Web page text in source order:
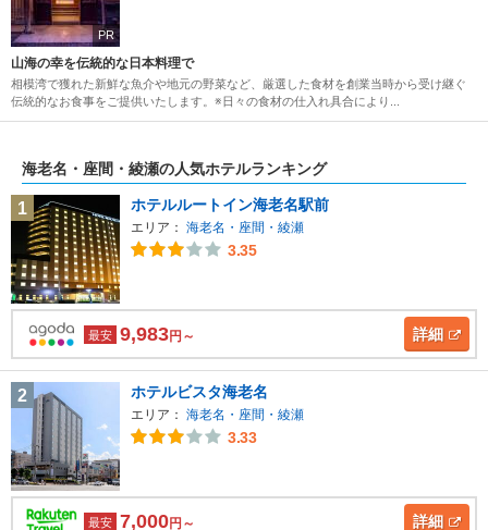
PR
山海の幸を伝統的な日本料理で
相模湾で獲れた新鮮な魚介や地元の野菜など、厳選した食材を創業当時から受け継ぐ
伝統的なお食事をご提供いたします。※日々の食材の仕入れ具合により...
海老名・座間・綾瀬の人気ホテルランキング
1 ホテルルートイン海老名駅前
エリア： 海老名・座間・綾瀬
3.35
最安 9,983円～ 詳細
2 ホテルビスタ海老名
エリア： 海老名・座間・綾瀬
3.33
最安 7,000円～ 詳細